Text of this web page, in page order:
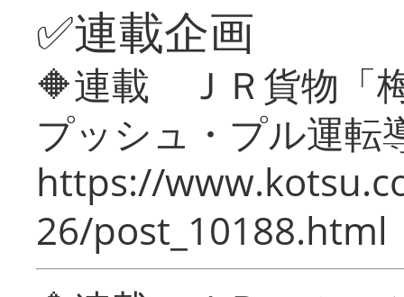
✅連載企画
🔶連載 ＪＲ貨物「
プッシュ・プル運転
https://
26/post_10188.html